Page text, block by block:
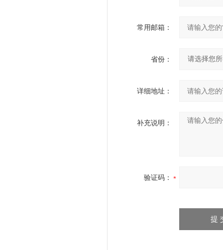
常用邮箱：
省份：
详细地址：
补充说明：
验证码：